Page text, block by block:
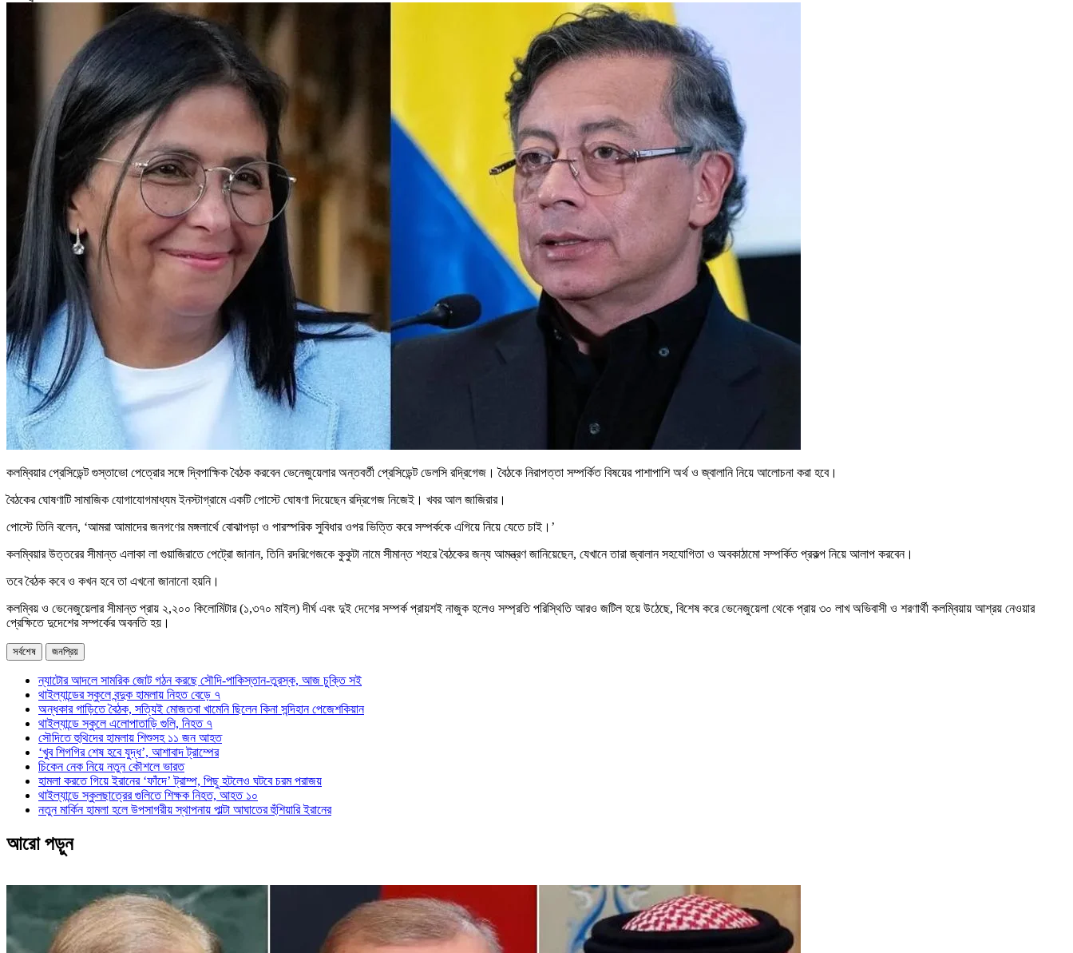
কলম্বিয়ার প্রেসিডেন্ট গুস্তাভো পেত্রোর সঙ্গে দ্বিপাক্ষিক বৈঠক করবেন ভেনেজুয়েলার অন্তবর্তী প্রেসিডেন্ট ডেলসি রদ্রিগেজ। বৈঠকে নিরাপত্তা সম্পর্কিত বিষয়ের পাশাপাশি অর্থ ও জ্বালানি নিয়ে আলোচনা করা হবে।
বৈঠকের ঘোষণাটি সামাজিক যোগাযোগমাধ্যম ইনস্টাগ্রামে একটি পোস্টে ঘোষণা দিয়েছেন রদ্রিগেজ নিজেই। খবর আল জাজিরার।
পোস্টে তিনি বলেন, ‘আমরা আমাদের জনগণের মঙ্গলার্থে বোঝাপড়া ও পারস্পরিক সুবিধার ওপর ভিত্তি করে সম্পর্ককে এগিয়ে নিয়ে যেতে চাই।’
কলম্বিয়ার উত্তরের সীমান্ত এলাকা লা গুয়াজিরাতে পেট্রো জানান, তিনি রদরিগেজকে কুকুটা নামে সীমান্ত শহরে বৈঠকের জন্য আমন্ত্রণ জানিয়েছেন, যেখানে তারা জ্বালান সহযোগিতা ও অবকাঠামো সম্পর্কিত প্রকল্প নিয়ে আলাপ করবেন।
তবে বৈঠক কবে ও কখন হবে তা এখনো জানানো হয়নি।
কলম্বিয় ও ভেনেজুয়েলার সীমান্ত প্রায় ২,২০০ কিলোমিটার (১,৩৭০ মাইল) দীর্ঘ এবং দুই দেশের সম্পর্ক প্রায়শই নাজুক হলেও সম্প্রতি পরিস্থিতি আরও জটিল হয়ে উঠেছে, বিশেষ করে ভেনেজুয়েলা থেকে প্রায় ৩০ লাখ অভিবাসী ও শরণার্থী কলম্বিয়ায় আশ্রয় নেওয়ার
প্রেক্ষিতে দুদেশের সম্পর্কের অবনতি হয়।
সর্বশেষ জনপ্রিয়
ন্যাটোর আদলে সামরিক জোট গঠন করছে সৌদি-পাকিস্তান-তুরস্ক, আজ চুক্তি সই
থাইল্যান্ডের স্কুলে বন্দুক হামলায় নিহত বেড়ে ৭
অন্ধকার গাড়িতে বৈঠক, সত্যিই মোজতবা খামেনি ছিলেন কিনা সন্দিহান পেজেশকিয়ান
থাইল্যান্ডে স্কুলে এলোপাতাড়ি গুলি, নিহত ৭
সৌদিতে হুথিদের হামলায় শিশুসহ ১১ জন আহত
‘খুব শিগগির শেষ হবে যুদ্ধ’, আশাবাদ ট্রাম্পের
চিকেন নেক নিয়ে নতুন কৌশলে ভারত
হামলা করতে গিয়ে ইরানের ‘ফাঁদে’ ট্রাম্প, পিছু হটলেও ঘটবে চরম পরাজয়
থাইল্যান্ডে স্কুলছাত্রের গুলিতে শিক্ষক নিহত, আহত ১০
নতুন মার্কিন হামলা হলে উপসাগরীয় স্থাপনায় পাল্টা আঘাতের হুঁশিয়ারি ইরানের
আরো পড়ুন